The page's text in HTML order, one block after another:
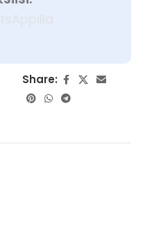
Share: